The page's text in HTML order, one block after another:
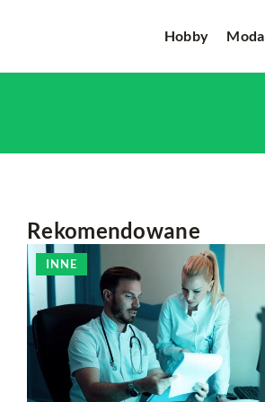
Hobby Moda
Rekomendowane
INNE